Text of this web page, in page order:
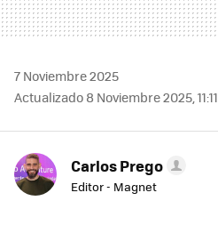
7 Noviembre 2025
Actualizado 8 Noviembre 2025, 11:11
Carlos Prego
Editor - Magnet